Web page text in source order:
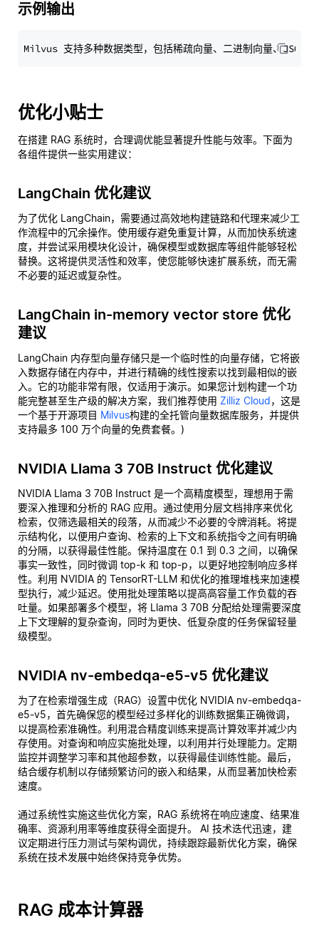
示例输出
优化小贴士
在搭建 RAG 系统时，合理调优能显著提升性能与效率。下面为
各组件提供一些实用建议：
LangChain 优化建议
为了优化 LangChain，需要通过高效地构建链路和代理来减少工
作流程中的冗余操作。使用缓存避免重复计算，从而加快系统速
度，并尝试采用模块化设计，确保模型或数据库等组件能够轻松
替换。这将提供灵活性和效率，使您能够快速扩展系统，而无需
不必要的延迟或复杂性。
LangChain in-memory vector store 优化
建议
LangChain 内存型向量存储只是一个临时性的向量存储，它将嵌
入数据存储在内存中，并进行精确的线性搜索以找到最相似的嵌
入。它的功能非常有限，仅适用于演示。如果您计划构建一个功
能完整甚至生产级的解决方案，我们推荐使用 Zilliz Cloud，这是
一个基于开源项目 Milvus构建的全托管向量数据库服务，并提供
支持最多 100 万个向量的免费套餐。)
NVIDIA Llama 3 70B Instruct 优化建议
NVIDIA Llama 3 70B Instruct 是一个高精度模型，理想用于需
要深入推理和分析的 RAG 应用。通过使用分层文档排序来优化
检索，仅筛选最相关的段落，从而减少不必要的令牌消耗。将提
示结构化，以便用户查询、检索的上下文和系统指令之间有明确
的分隔，以获得最佳性能。保持温度在 0.1 到 0.3 之间，以确保
事实一致性，同时微调 top-k 和 top-p，以更好地控制响应多样
性。利用 NVIDIA 的 TensorRT-LLM 和优化的推理堆栈来加速模
型执行，减少延迟。使用批处理策略以提高高容量工作负载的吞
吐量。如果部署多个模型，将 Llama 3 70B 分配给处理需要深度
上下文理解的复杂查询，同时为更快、低复杂度的任务保留轻量
级模型。
NVIDIA nv-embedqa-e5-v5 优化建议
为了在检索增强生成（RAG）设置中优化 NVIDIA nv-embedqa-
e5-v5，首先确保您的模型经过多样化的训练数据集正确微调，
以提高检索准确性。利用混合精度训练来提高计算效率并减少内
存使用。对查询和响应实施批处理，以利用并行处理能力。定期
监控并调整学习率和其他超参数，以获得最佳训练性能。最后，
结合缓存机制以存储频繁访问的嵌入和结果，从而显著加快检索
速度。
通过系统性实施这些优化方案，RAG 系统将在响应速度、结果准
确率、资源利用率等维度获得全面提升。 AI 技术迭代迅速，建
议定期进行压力测试与架构调优，持续跟踪最新优化方案，确保
系统在技术发展中始终保持竞争优势。
RAG 成本计算器